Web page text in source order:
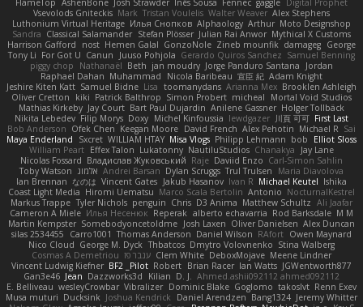
FlameTop AshenBone Josh Strawder Inês Sousa Fennec gaggle Digital Prophet
Vsevolods Gniteckis Mark Tristan Voulelis Walter Weaver Alex Stephens
Luthonium Virtual Heritage Илья Снопков Alphaology Arthur Moto Designshop
Sandra Classical Salamander Stefan Plösser Julian Rai Anwor Mythical X Customs
Harrison Gafford
nost Hemen Galal GonzoNole Zineb mounfik damageg George
Tony Li For Got U Canun Juuso Pohjola Gerardo Quiros Sanchez Samuel Benning
piggy chop
Nathanaël Beth jan moudry Jorge Panduro Santana
Jordan
Raphael Dahan Muhammad Nicola Baribeau 宣臣 紀 Adam Knight
Jeshire Kiten Katt Samuel Bidne Lisa toomanydans Arianna Mex Brooklen Ashleigh
Oliver Cretton
kiki Patrick Balthrop Simon Probert micheal
Mortal Void Studios
Mathias Kirkeby Jay Court Bart Paul Dujardin Anilene Gassner Holger Tollbäck
Nikita Lebedev Filip Morys Doxy Michel Kinfoussia lewdgazer 川頁 可可 First Last
Bob Anderson Ofek Chen Keegan Moore David French Alex Pehotin Michael R Sai
Maya Enderland
Sxcret WILLIAM HTAY Misa Vlogs Philipp Lehmann bob
Elliot Sloss
William Peart Effex Talon Lukatonny NautiluStudios Chanakya
Jay Lane
Nicolas Fossard Владислав Жуковський Raje Daviid Enzo Carl-Simon Sahlin
Toby Watson אלמוג Andrei Barsan Dylan Scruggs Trul Trulsen
Maria Diavolova
Ian Brennan なのは Vincent Gates Jakub Hasanov Ivan R Michael Keutel Ishika
Coast Light Media Hiromi Uematsu Marco Scala Bertolin Antonio NocturnalKestrel
Markus Trappe Tyler Nichols penguin Chris D3 Anima Matthew Schultz Ali Jaafar
Cameron A Miele Илья Несенюк Reperak alberto echavarria Rod Barksdale M M
Martin Kempster Somebodyoncetoldme Josh Laxen Oliver Danielsen Alex Duncan
silas 2534455
Carro1001 Thomas Anderson Daniel Wilson RAfort Owen Maynard
Nico Cloud George M. Dyck Thbatcos Dmytro Volovnenko Stina Walberg
Cosmas A Demetriou ענבר פז Clem White DeboxMojave Meene Lindner
Vincent Ludwig Kiefner BF2 _Pilot Robert Brian Racer Ian Watts JGWentworth877
Gan3e46 Jean Dazzworks3d Kilian D. J. Ahmed.ashii092112 ahmed092112
E. Belliveau wesleyCrowbar Vibralizer Dominic Blake Goglomo takoslvt Renn Exev
Musa muturi Ducksink Joshua Kendrick Daniel Arendzen Bang1324 Jeremy Whitter